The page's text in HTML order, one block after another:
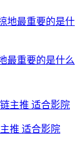
最重要的是什么
推 适合影院